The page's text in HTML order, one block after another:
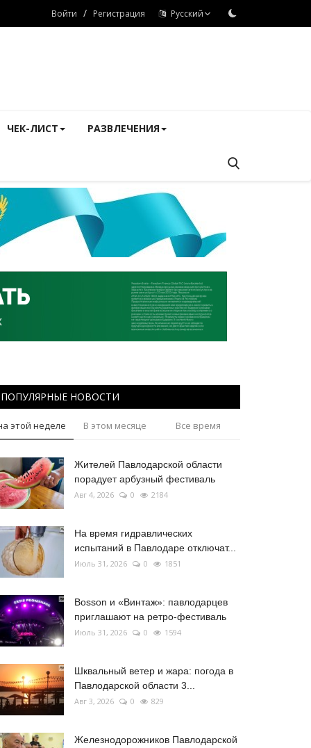
Войти / Регистрация Русский
ЧЕК-ЛИСТ РАЗВЛЕЧЕНИЯ
ПОПУЛЯРНЫЕ НОВОСТИ
этой неделе В этом месяце Все время
Жителей Павлодарской области
порадует арбузный фестиваль
Авг 4, 2026 0 2184
На время гидравлических
испытаний в Павлодаре отключат...
Июль 31, 2026 0 1851
Bosson и «Винтаж»: павлодарцев
приглашают на ретро-фестиваль
Июль 31, 2026 0 1594
Шквальный ветер и жара: погода в
Павлодарской области 3...
Авг 3, 2026 0 829
Железнодорожников Павлодарской